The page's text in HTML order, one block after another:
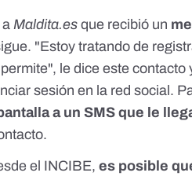
aMaldita.es que recibió un
"Estoy tratando de
le dice este contacto
sesión en la red social.
a un SMS que le
el INCIBE,es posible